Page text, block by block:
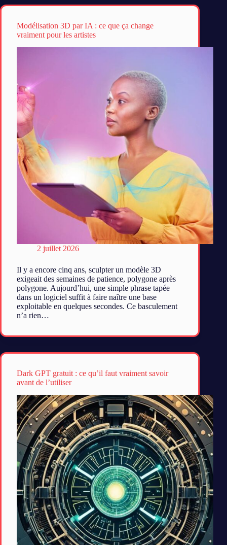
Modélisation 3D par IA : ce que ça change
vraiment pour les artistes
2 juillet 2026
Il y a encore cinq ans, sculpter un modèle 3D
exigeait des semaines de patience, polygone après
polygone. Aujourd’hui, une simple phrase tapée
dans un logiciel suffit à faire naître une base
exploitable en quelques secondes. Ce basculement
n’a rien…
Dark GPT gratuit : ce qu’il faut vraiment savoir
avant de l’utiliser